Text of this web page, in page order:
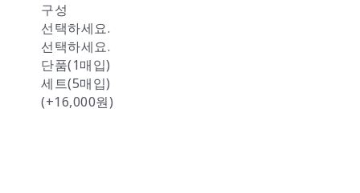
구성
선택하세요.
선택하세요.
단품(1매입)
세트(5매입)
(+16,000원)